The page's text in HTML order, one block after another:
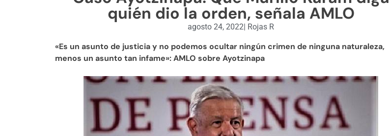
quién dio la orden, señala AMLO
agosto 24, 2022 Rojas R
«Es un asunto de justicia y no podemos ocultar ningún crimen de ninguna naturaleza,
menos un asunto tan infame»: AMLO sobre Ayotzinapa